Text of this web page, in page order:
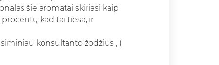
šie aromatai skiriasi kaip
kad tai tiesa, ir
konsultanto žodžius , (